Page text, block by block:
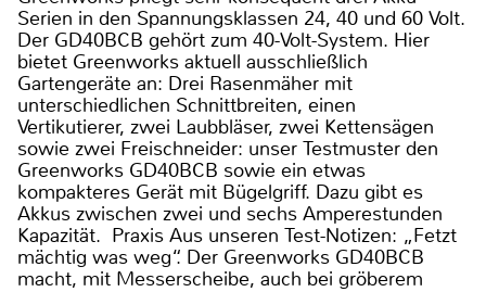
Serien in den Spannungsklassen 24, 40 und 60 Volt.
Der GD40BCB gehört zum 40-Volt-System. Hier
bietet Greenworks aktuell ausschließlich
Gartengeräte an: Drei Rasenmäher mit
unterschiedlichen Schnittbreiten, einen
Vertikutierer, zwei Laubbläser, zwei Kettensägen
sowie zwei Freischneider: unser Testmuster den
Greenworks GD40BCB sowie ein etwas
kompakteres Gerät mit Bügelgriff. Dazu gibt es
Akkus zwischen zwei und sechs Amperestunden
Kapazität. Praxis Aus unseren Test-Notizen: „Fetzt
mächtig was weg“. Der Greenworks GD40BCB
macht, mit Messerscheibe, auch bei gröberem